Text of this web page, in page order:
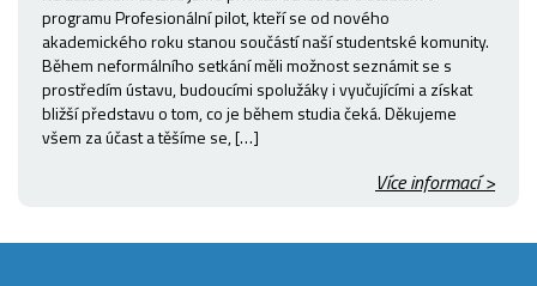
programu Profesionální pilot, kteří se od nového
akademického roku stanou součástí naší studentské komunity.
Během neformálního setkání měli možnost seznámit se s
prostředím ústavu, budoucími spolužáky i vyučujícími a získat
bližší představu o tom, co je během studia čeká. Děkujeme
všem za účast a těšíme se, […]
Více informací >